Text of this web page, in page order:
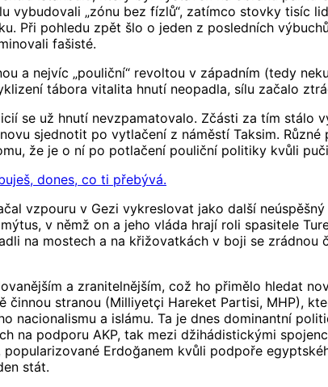
vybudovali „zónu bez fízlů“, zatímco stovky tisíc
Při pohledu zpět šlo o jeden z posledních
fašisté.
a nejvíc „pouliční“ revoltou v západním (tedy
tábora vitalita hnutí neopadla, sílu začalo
se už hnutí nevzpamatovalo. Zčásti za tím stálo
sjednotit po vytlačení z náměstí Taksim.
že je o ní po potlačení pouliční politiky kvůli
dones, co ti přebývá.
vzpouru v Gezi vykreslovat jako další
v němž on a jeho vláda hrají roli spasitele
na mostech a na křižovatkách v boji se
a zranitelnějším, což ho přimělo hledat
stranou (Milliyetçi Hareket Partisi, MHP),
nacionalismu a islámu. Ta je dnes dominantní
na podporu AKP, tak mezi džihádistickými
Erdoğanem kvůli podpoře
stát.